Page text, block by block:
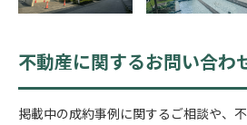
不動産に関するお問い合わ
掲載中の成約事例に関するご相談や、